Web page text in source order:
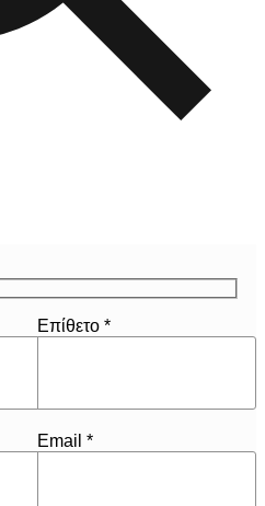
Επίθετο *
Email *